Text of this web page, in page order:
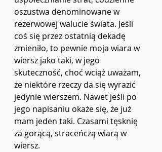
oszustwa denominowane w
rezerwowej walucie świata. Jeśli
coś się przez ostatnią dekadę
zmieniło, to pewnie moja wiara w
wiersz jako taki, w jego
skuteczność, choć wciąż uważam,
że niektóre rzeczy da się wyrazić
jedynie wierszem. Nawet jeśli po
jego napisaniu okaże się, że już
mam jeden taki. Czasami tęsknię
za gorącą, straceńczą wiarą w
wiersz.